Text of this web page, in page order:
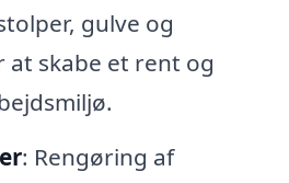
gulve og
skabe et rent og
: Rengøring af